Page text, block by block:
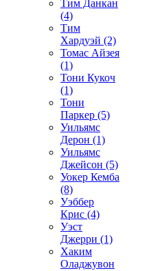
Тим Данкан
(4)
Тим
Хардуэй (2)
Томас Айзея
(1)
Тони Кукоч
(1)
Тони
Паркер (5)
Уильямс
Дерон (1)
Уильямс
Джейсон (5)
Уокер Кемба
(8)
Уэббер
Крис (4)
Уэст
Джерри (1)
Хаким
Оладжувон